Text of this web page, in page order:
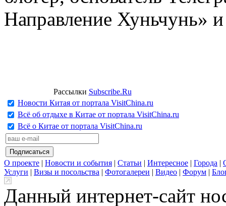
Направление Хуньчунь»
Рассылки Subscribe.Ru
Новости Китая от портала VisitChina.ru
Всё об отдыхе в Китае от портала VisitChina.ru
Всё о Китае от портала VisitChina.ru
О проекте | Новости и события | Статьи | Интересное | Города |
Услуги | Визы и посольства | Фотогалереи | Видео | Форум |
Данный интернет-сайт